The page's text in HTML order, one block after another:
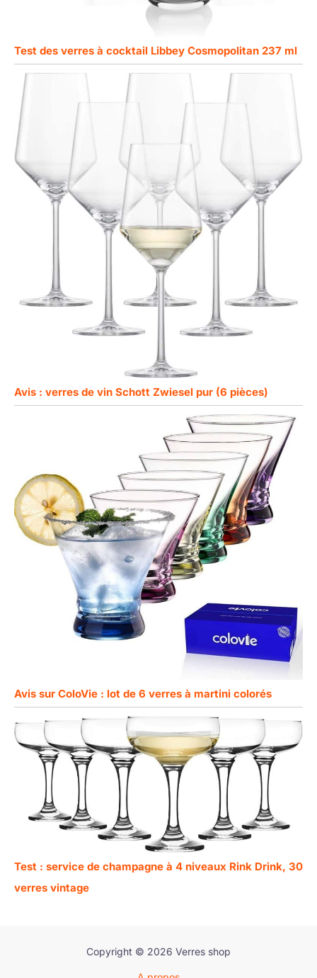
Test des verres à cocktail Libbey Cosmopolitan 237 ml
Avis : verres de vin Schott Zwiesel pur (6 pièces)
Avis sur ColoVie : lot de 6 verres à martini colorés
Test : service de champagne à 4 niveaux Rink Drink, 30
verres vintage
Copyright © 2026 Verres shop